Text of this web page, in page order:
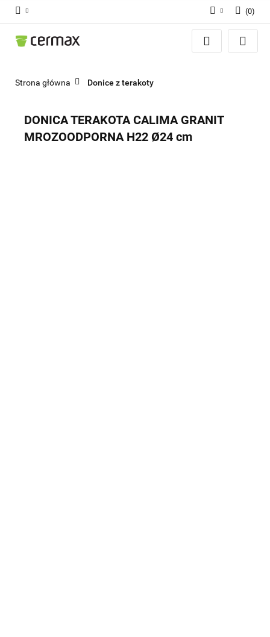
Zaloguj się
(0)
Strona główna Donice z terakoty
DONICA TERAKOTA CALIMA GRANIT
MROZOODPORNA H22 Ø24 cm